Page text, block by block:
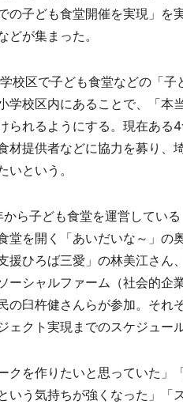
の子ども食堂開催を実現」を
が集まった。
校区で子ども食堂などの「子
学校区内にあることで、「本
られるようにする。現在ある
材提供者などに協力を募り、
という。
ら子ども食堂を運営してい
堂を開く「あいだいな～」の
援ひろば三愛」の林美江さん
ーシャルファーム（社会的企
の臼杵健さんらが参加。それ
ェクト実現までのスケジュー
を作りたいと思っていた」
いう気持ちが強くなった」「